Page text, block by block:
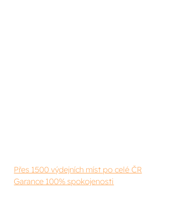
Přes 1500 výdejních míst po celé ČR
Garance 100% spokojenosti